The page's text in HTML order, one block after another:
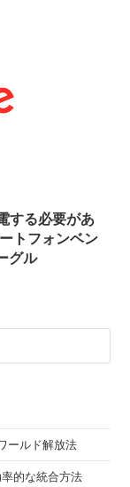
する必要があ
トフォンベン
グル
ールド解放法
的な統合方法